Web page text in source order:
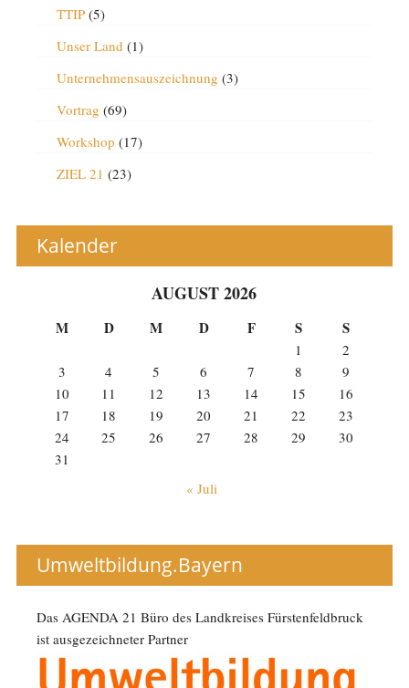
TTIP(5)
Unser Land (1)
Unternehmensauszeichnung (3)
Vortrag (69)
Workshop (17)
ZIEL 21 (23)
Kalender
AUGUST 2026
M D M D F S S
1
2
3
4 5 6 7 8
9
10
11 12 13 14 15
16
17
18 19 20 21 22
23
24
25 26 27 28 29
30
31
« Juli
Umweltbildung.Bayern
Das AGENDA 21 Büro des Landkreises Fürstenfeldbruck
ist ausgezeichneter Partner